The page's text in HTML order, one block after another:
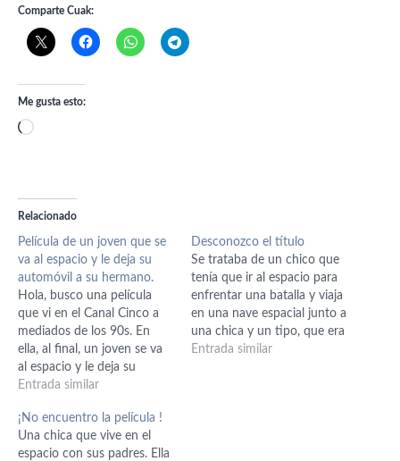
Comparte Cuak:
Me gusta esto:
Cargando...
Relacionado
Película de un joven que se
va al espacio y le deja su
automóvil a su hermano.
Hola, busco una película
que vi en el Canal Cinco a
mediados de los 90s. En
ella, al final, un joven se va
al espacio y le deja su
automóvil a su hermano.
Entrada similar
Desconozco el título
Se trataba de un chico que
tenía que ir al espacio para
enfrentar una batalla y viaja
en una nave espacial junto a
una chica y un tipo, que era
el capitán de la nave, que
Entrada similar
¡No encuentro la película !
Una chica que vive en el
espacio con sus padres. Ella